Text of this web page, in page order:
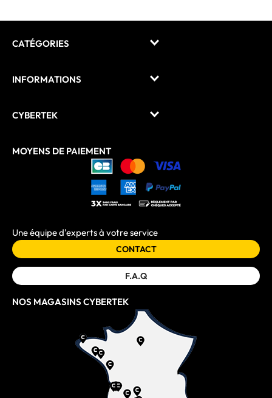
CATÉGORIES
INFORMATIONS
CYBERTEK
MOYENS DE PAIEMENT
Une équipe d'experts à votre service
CONTACT
F.A.Q
NOS MAGASINS CYBERTEK